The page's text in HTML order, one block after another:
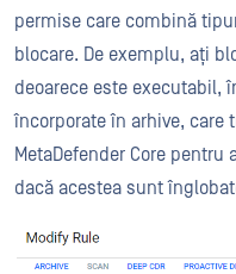
permise care combină
blocare. De exemplu, ați
deoarece este executabil,
încorporate în arhive, care
MetaDefender Core
dacă acestea sunt